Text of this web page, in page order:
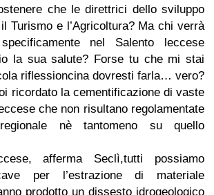
che le direttrici dello sviluppo
Turismo e l’Agricoltura? Ma chi verrà
nel Salento leccese
la sua salute? Forse tu che mi stai
riflessioncina dovresti farla… vero?
ricordato la cementificazione di vaste
che non risultano regolamentate
nè tantomeno su quello
afferma Seclì,tutti possiamo
per l’estrazione di materiale
prodotto un dissesto idrogeologico